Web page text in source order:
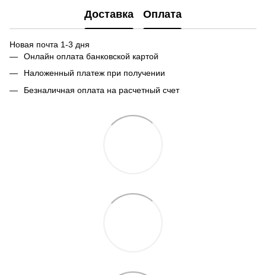
Доставка Оплата
Новая почта 1-3 дня
Онлайн оплата банковской картой
Наложенный платеж при получении
Безналичная оплата на расчетный счет